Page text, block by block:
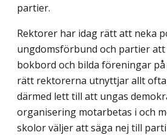
partier.
Rektorer har idag rätt att neka
ungdomsförbund och partier
bokbord och bilda föreningar
rätt rektorerna utnyttjar allt
därmed lett till att ungas
organisering motarbetas i och
skolor väljer att säga nej till